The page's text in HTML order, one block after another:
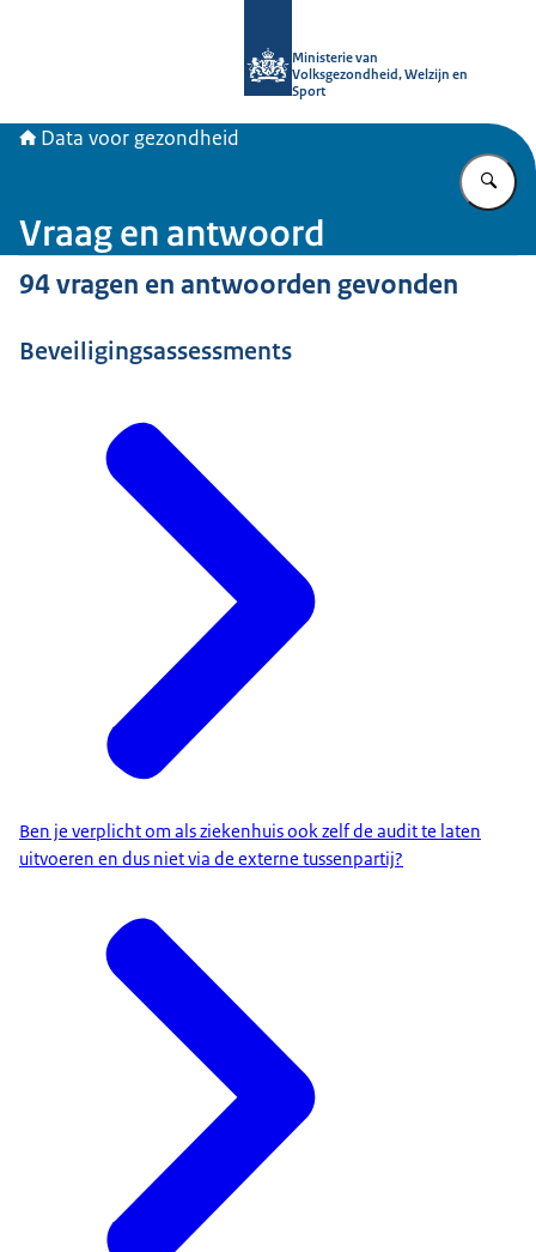
Ministerie van
Volksgezondheid, Welzijn en
Sport
Data voor gezondheid
Vraag en antwoord
94 vragen en antwoorden gevonden
Beveiligingsassessments
Ben je verplicht om als ziekenhuis ook zelf de audit te laten
uitvoeren en dus niet via de externe tussenpartij?